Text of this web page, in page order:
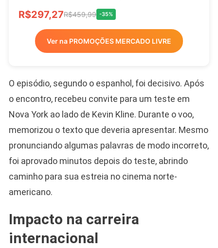
R$297,27R$459,99 -35%
Ver na PROMOÇÕES MERCADO LIVRE
O episódio, segundo o espanhol, foi decisivo. Após
o encontro, recebeu convite para um teste em
Nova York ao lado de Kevin Kline. Durante o voo,
memorizou o texto que deveria apresentar. Mesmo
pronunciando algumas palavras de modo incorreto,
foi aprovado minutos depois do teste, abrindo
caminho para sua estreia no cinema norte-
americano.
Impacto na carreira
internacional